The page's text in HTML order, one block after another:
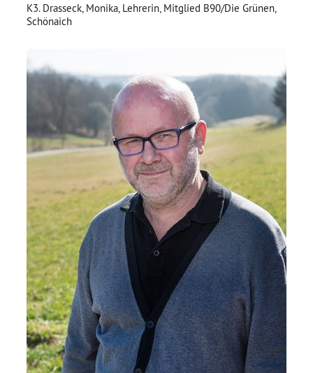
K3. Drasseck, Monika, Lehrerin, Mitglied B90/Die Grünen,
Schönaich